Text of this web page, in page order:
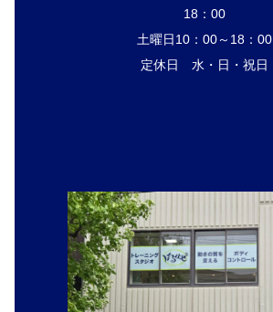
18：00
土曜日10：00～18：00
定休日 水・日・祝日